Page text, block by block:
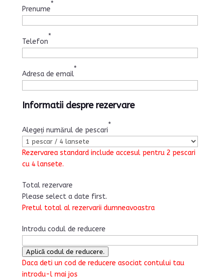
Prenume
*
Telefon
*
Adresa de email
*
Informatii despre rezervare
Alegeți numărul de pescari
*
Rezervarea standard include accesul pentru 2 pescari
cu 4 lansete.
Total rezervare
Please select a date first.
Pretul total al rezervarii dumneavoastra
Introdu codul de reducere
Aplică codul de reducere.
Daca deti un cod de reducere asociat contului tau
introdu-l mai jos